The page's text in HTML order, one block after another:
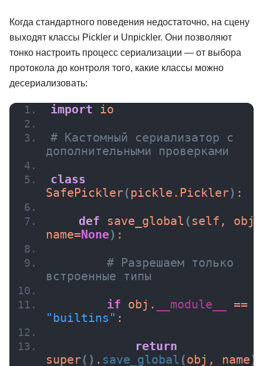
Когда стандартного поведения недостаточно, на сцену
выходят классы Pickler и Unpickler. Они позволяют
тонко настроить процесс сериализации — от выбора
протокола до контроля того, какие классы можно
десериализовать:
import io
# Кастомный сериализатор с
дополнительными проверками
class
SafePickler(pickle.Pickler) :
def save_global ( self, obj,
name=None) :
# Разрешаем только
встроенные типы
if obj. __module__
"builtins" :
return
super() . save_global (obj, name)
+
Профессия Python-
разработчик + ИИ